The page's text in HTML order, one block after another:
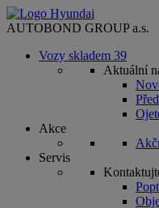
AUTOBOND GROUP a.s.
Vozy skladem 39
Aktuální
Akce
Servis